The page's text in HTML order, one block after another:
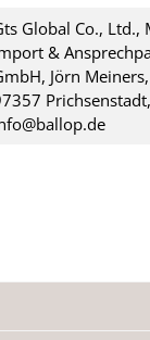
Global Co., Ltd.,
&
Jörn